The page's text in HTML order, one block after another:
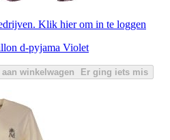
Klik hier om in te loggen
d-pyjama Violet
winkelwagen Er ging iets mis